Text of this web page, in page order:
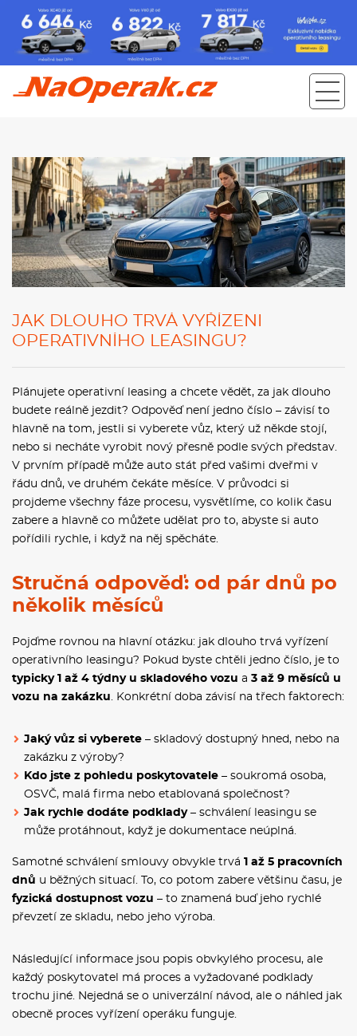
Jak dlouho trvá vyřízeni operativního leasingu?
JAK DLOUHO TRVÁ VYŘÍZENI
OPERATIVNÍHO LEASINGU?
Plánujete operativní leasing a chcete vědět, za jak dlouho
budete reálně jezdit? Odpověď není jedno číslo – závisí to
hlavně na tom, jestli si vyberete vůz, který už někde stojí,
nebo si necháte vyrobit nový přesně podle svých představ.
V prvním případě může auto stát před vašimi dveřmi v
řádu dnů, ve druhém čekáte měsíce. V průvodci si
projdeme všechny fáze procesu, vysvětlíme, co kolik času
zabere a hlavně co můžete udělat pro to, abyste si auto
pořídili rychle, i když na něj spěcháte.
Stručná odpověď: od pár dnů po
několik měsíců
Pojďme rovnou na hlavní otázku: jak dlouho trvá vyřízení
operativního leasingu? Pokud byste chtěli jedno číslo, je to
typicky 1 až 4 týdny u skladového vozu a 3 až 9 měsíců u
vozu na zakázku . Konkrétní doba závisí na třech faktorech:
Jaký vůz si vyberete – skladový dostupný hned, nebo na
zakázku z výroby?
Kdo jste z pohledu poskytovatele – soukromá osoba,
OSVČ, malá firma nebo etablovaná společnost?
Jak rychle dodáte podklady– schválení leasingu se
může protáhnout, když je dokumentace neúplná.
Samotné schválení smlouvy obvykle trvá 1 až 5 pracovních
dnů u běžných situací. To, co potom zabere většinu času, je
fyzická dostupnost vozu – to znamená buď jeho rychlé
převzetí ze skladu, nebo jeho výroba.
Následující informace jsou popis obvkylého procesu, ale
každý poskytovatel má proces a vyžadované podklady
trochu jiné. Nejedná se o univerzální návod, ale o náhled jak
obecně proces vyřízení operáku funguje.